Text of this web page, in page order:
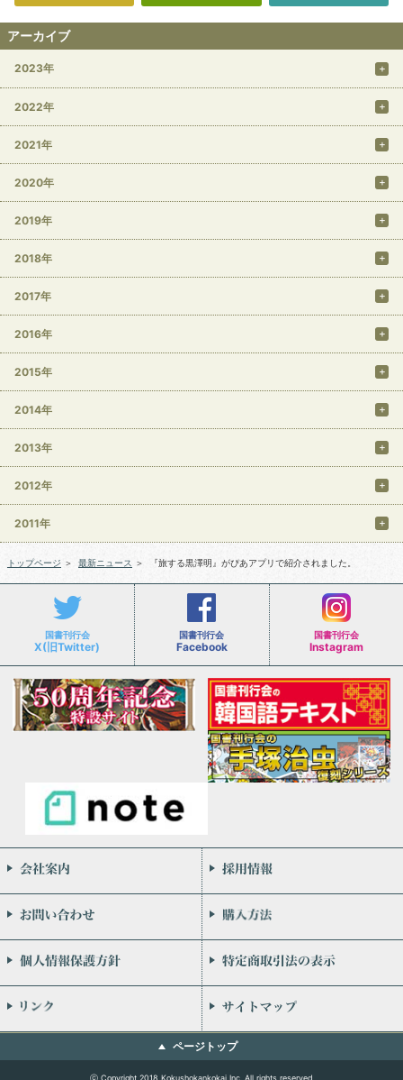
アーカイブ
2023年
2022年
2021年
2020年
2019年
2018年
2017年
2016年
2015年
2014年
2013年
2012年
2011年
トップページ ＞ 最新ニュース ＞ 『旅する黒澤明』がぴあアプリで紹介されました。
国書刊行会
X(旧Twitter)
国書刊行会
Facebook
国書刊行会
Instagram
会社案内
お問い合わせ
個人情報保護方針
リンク
ページトップ